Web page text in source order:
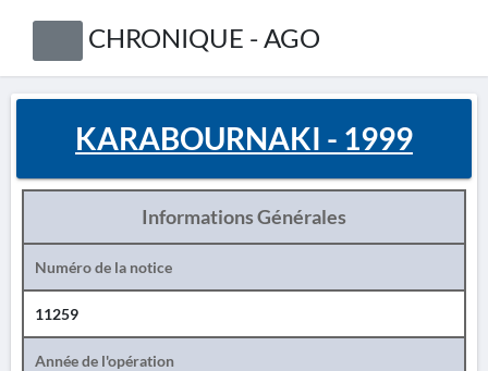
CHRONIQUE - AGO
KARABOURNAKI - 1999
Informations Générales
Numéro de la notice
11259
Année de l'opération